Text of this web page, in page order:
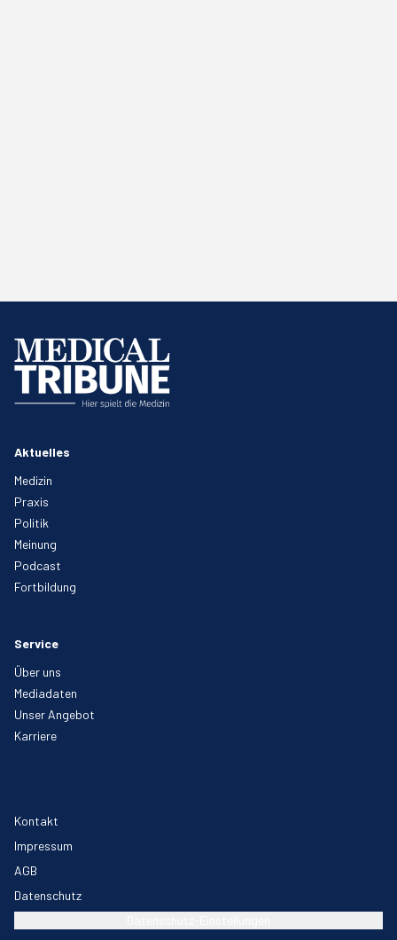
Aktuelles
Medizin
Praxis
Politik
Meinung
Podcast
Fortbildung
Service
Über uns
Mediadaten
Unser Angebot
Karriere
Kontakt
Impressum
AGB
Datenschutz